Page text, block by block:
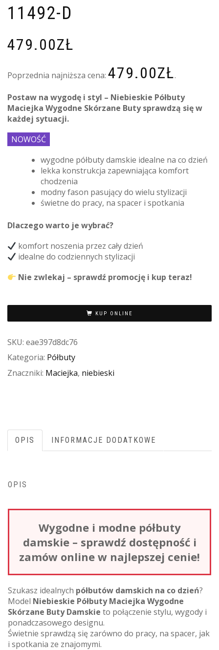
11492-D
479.00ZŁ
Poprzednia najniższa cena: 479.00ZŁ.
Postaw na wygodę i styl – Niebieskie Półbuty
Maciejka Wygodne Skórzane Buty sprawdzą się w
każdej sytuacji.
NOWOŚĆ
wygodne półbuty damskie idealne na co dzień
lekka konstrukcja zapewniająca komfort
chodzenia
modny fason pasujący do wielu stylizacji
świetne do pracy, na spacer i spotkania
Dlaczego warto je wybrać?
komfort noszenia przez cały dzień
idealne do codziennych stylizacji
Nie zwlekaj – sprawdź promocję i kup teraz!
KUP ONLINE
SKU: eae397d8dc76
Kategoria: Półbuty
Znaczniki: Maciejka, niebieski
OPIS INFORMACJE DODATKOWE
OPIS
Wygodne i modne półbuty
damskie – sprawdź dostępność i
zamów online w najlepszej cenie!
Szukasz idealnych półbutów damskich na co dzień?
Model Niebieskie Półbuty Maciejka Wygodne
Skórzane Buty Damskie to połączenie stylu, wygody i
ponadczasowego designu.
Świetnie sprawdzą się zarówno do pracy, na spacer, jak
i spotkania ze znajomymi.